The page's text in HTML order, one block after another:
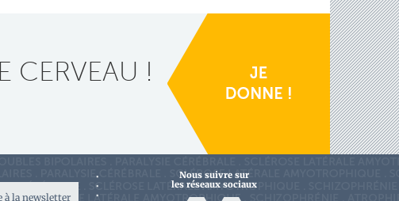
CERVEAU !
à la newsletter
Nous suivre sur
les réseaux sociaux